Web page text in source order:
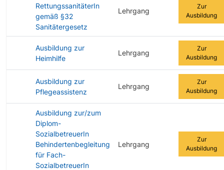
RettungssanitäterIn
gemäß §32
Sanitätergesetz
Lehrgang
Zur
Ausbildung
Ausbildung zur
Heimhilfe
Lehrgang
Zur
Ausbildung
Ausbildung zur
Pflegeassistenz
Lehrgang
Zur
Ausbildung
Ausbildung zur/zum
Diplom-
SozialbetreuerIn
Behindertenbegleitung
für Fach-
SozialbetreuerIn
Lehrgang
Zur
Ausbildung